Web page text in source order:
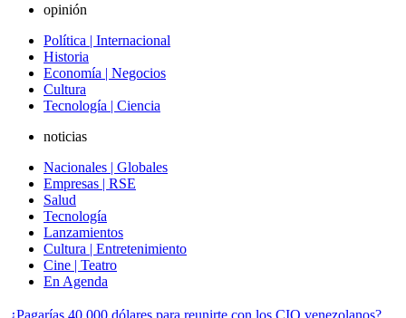
opinión
Política | Internacional
Historia
Economía | Negocios
Cultura
Tecnología | Ciencia
noticias
Nacionales | Globales
Empresas | RSE
Salud
Tecnología
Lanzamientos
Cultura | Entretenimiento
Cine | Teatro
En Agenda
¿Pagarías 40.000 dólares para reunirte con los CIO venezolanos?